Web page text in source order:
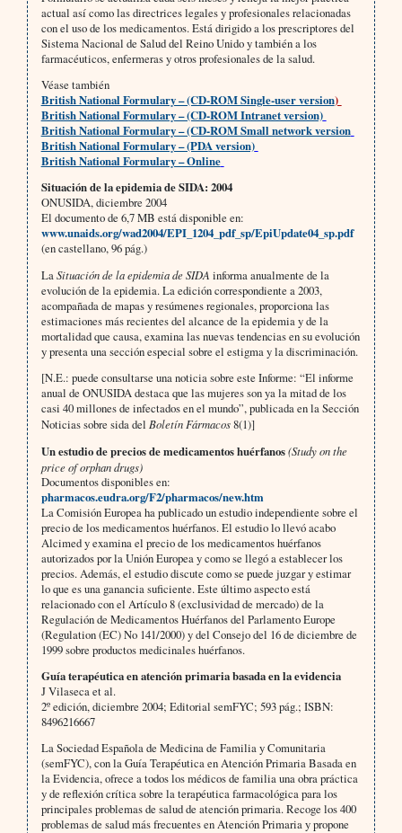
actual así como las directrices legales y profesionales relacionadas
con el uso de los medicamentos. Está dirigido a los prescriptores del
Sistema Nacional de Salud del Reino Unido y también a los
farmacéuticos, enfermeras y otros profesionales de la salud.
Véase también
British National Formulary – (CD-ROM Single-user version)
British National Formulary – (CD-ROM Intranet version)
British National Formulary – (CD-ROM Small network version
British National Formulary – (PDA version)
British National Formulary – Online
Situación de la epidemia de SIDA: 2004
ONUSIDA, diciembre 2004
El documento de 6,7 MB está disponible en:
www.unaids.org/wad2004/EPI_1204_pdf_sp/EpiUpdate04_sp.pdf
(en castellano, 96 pág.)
LaSituación de la epidemia de SIDA informa anualmente de la
evolución de la epidemia. La edición correspondiente a 2003,
acompañada de mapas y resúmenes regionales, proporciona las
estimaciones más recientes del alcance de la epidemia y de la
mortalidad que causa, examina las nuevas tendencias en su evolución
y presenta una sección especial sobre el estigma y la discriminación.
[N.E.: puede consultarse una noticia sobre este Informe: “El informe
anual de ONUSIDA destaca que las mujeres son ya la mitad de los
casi 40 millones de infectados en el mundo”, publicada en la Sección
Noticias sobre sida del Boletín Fármacos8(1)]
Un estudio de precios de medicamentos huérfanos(Study on the
price of orphan drugs)
Documentos disponibles en:
pharmacos.eudra.org/F2/pharmacos/new.htm
La Comisión Europea ha publicado un estudio independiente sobre el
precio de los medicamentos huérfanos. El estudio lo llevó acabo
Alcimed y examina el precio de los medicamentos huérfanos
autorizados por la Unión Europea y como se llegó a establecer los
precios. Además, el estudio discute como se puede juzgar y estimar
lo que es una ganancia suficiente. Este último aspecto está
relacionado con el Artículo 8 (exclusividad de mercado) de la
Regulación de Medicamentos Huérfanos del Parlamento Europe
(Regulation (EC) No 141/2000) y del Consejo del 16 de diciembre de
1999 sobre productos medicinales huérfanos.
Guía terapéutica en atención primaria basada en la evidencia
J Vilaseca et al.
2º edición, diciembre 2004; Editorial semFYC; 593 pág.; ISBN:
8496216667
La Sociedad Española de Medicina de Familia y Comunitaria
(semFYC), con la Guía Terapéutica en Atención Primaria Basada en
la Evidencia, ofrece a todos los médicos de familia una obra práctica
y de reflexión crítica sobre la terapéutica farmacológica para los
principales problemas de salud de atención primaria. Recoge los 400
problemas de salud más frecuentes en Atención Primaria y propone